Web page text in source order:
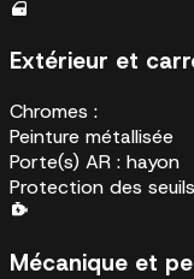
Extérieur et
Chromes :
Peinture métallisée
Porte(s) AR : hayon
Protection des
Mécanique et